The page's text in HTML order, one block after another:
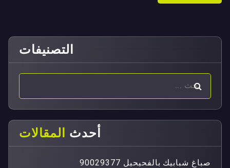
التصنيفات
أحدث المقالات
صباغ شبابيك بالفحيحيل 90029377